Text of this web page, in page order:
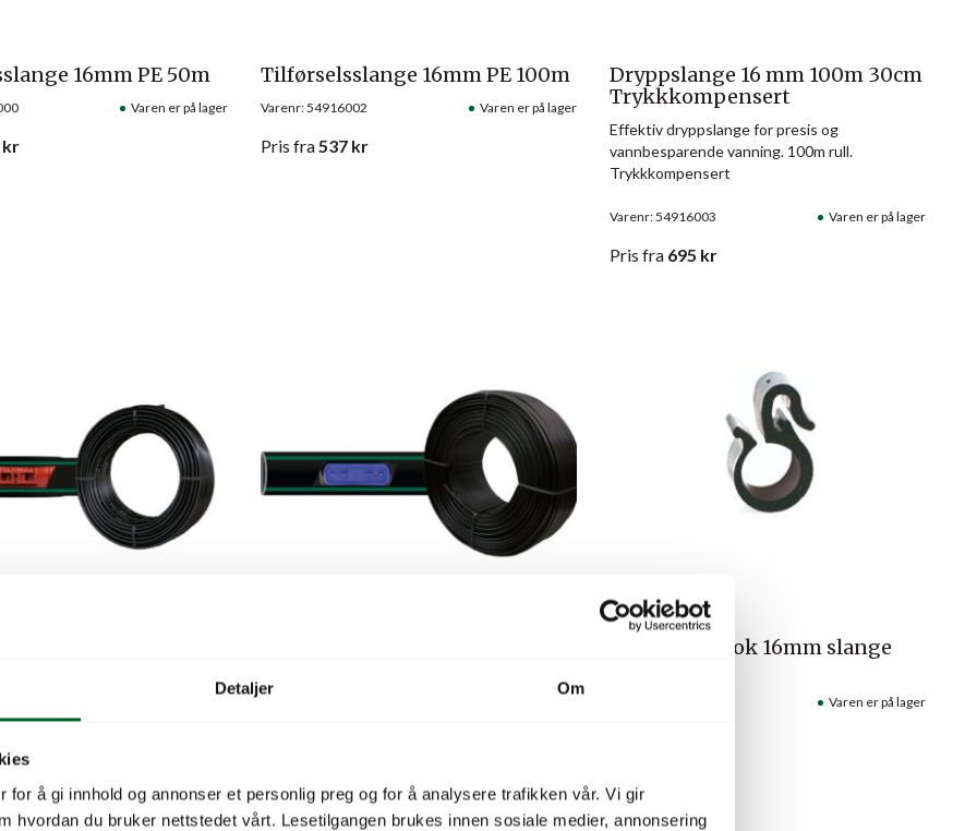
Detaljer Om
for å gi innhold og annonser et personlig preg og for å analysere trafikken vår. Vi gir
hvordan du bruker nettstedet vårt. Lesetilgangen brukes innen sosiale medier, annonsering
16mm PE 50m
Varen er på lager
kr
Tilførselsslange 16mm PE 100m
Varenr: 54916002 Varen er på lager
Pris fra537kr
Dryppslange 16 mm 100m 30cm
Trykkkompensert
Varenr: 54916003 Varen er på lager
Effektiv dryppslange for presis og
vannbesparende vanning. 100m rull.
Trykkkompensert
Pris fra 695 kr
dryppslange med
for jevn vannfordeling
kr fra
Opphengskrok 16mm slange
Varen er på lager